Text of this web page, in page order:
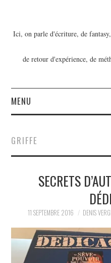
Ici, on parle d'écriture, de
de retour d'expérience, de
MENU
OUTILS D’ÉCRIVAIN
L’AUTEUR
CONTACT
GRIFFE
SECRETS
11 SEPTEMBRE 2016 DENIS